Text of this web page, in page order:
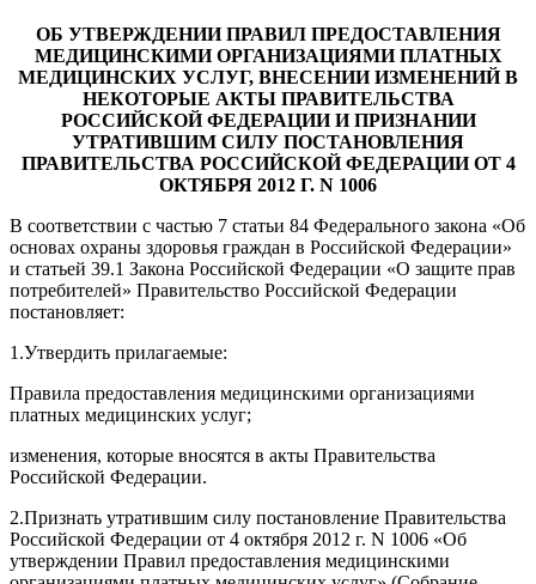
ОБ УТВЕРЖДЕНИИ ПРАВИЛ ПРЕДОСТАВЛЕНИЯ
МЕДИЦИНСКИМИ ОРГАНИЗАЦИЯМИ ПЛАТНЫХ
МЕДИЦИНСКИХ УСЛУГ, ВНЕСЕНИИ ИЗМЕНЕНИЙ В
НЕКОТОРЫЕ АКТЫ ПРАВИТЕЛЬСТВА
РОССИЙСКОЙ ФЕДЕРАЦИИ И ПРИЗНАНИИ
УТРАТИВШИМ СИЛУ ПОСТАНОВЛЕНИЯ
ПРАВИТЕЛЬСТВА РОССИЙСКОЙ ФЕДЕРАЦИИ ОТ 4
ОКТЯБРЯ 2012 Г. N 1006
В соответствии с частью 7 статьи 84 Федерального закона «Об
основах охраны здоровья граждан в Российской Федерации»
и статьей 39.1 Закона Российской Федерации «О защите прав
потребителей» Правительство Российской Федерации
постановляет:
1.Утвердить прилагаемые:
Правила предоставления медицинскими организациями
платных медицинских услуг;
изменения, которые вносятся в акты Правительства
Российской Федерации.
2.Признать утратившим силу постановление Правительства
Российской Федерации от 4 октября 2012 г. N 1006 «Об
утверждении Правил предоставления медицинскими